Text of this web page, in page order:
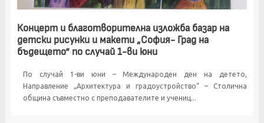
Концерт и благотворителна изложба базар на
детски рисунки и макети „София- Град на
бъдещето“ по случай 1-ви юни
По случай 1-ви юни – Международен ден на детето,
Направление „Архитектура и градоустройство“ – Столична
община съвместно с преподавателите и учениц...